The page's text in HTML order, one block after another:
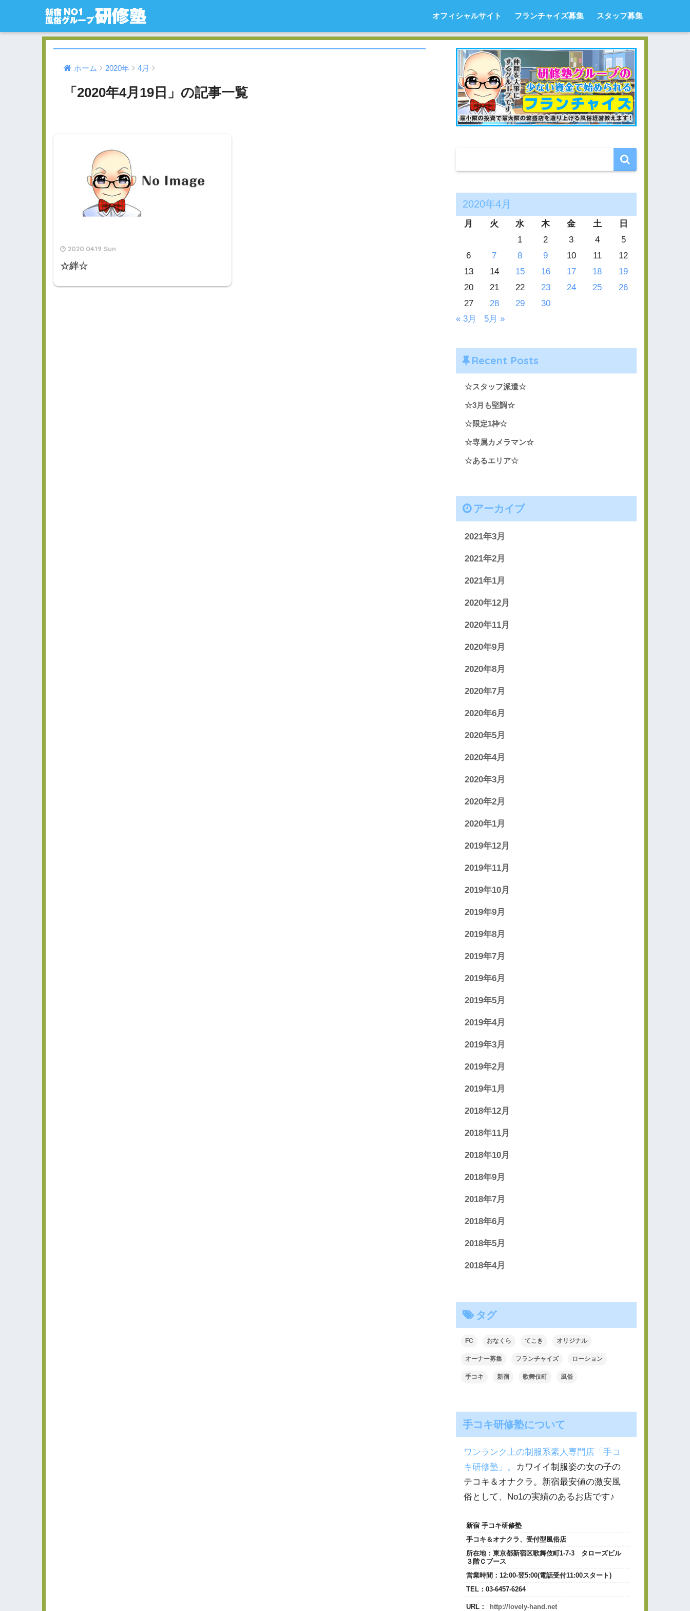
オフィシャルサイト フランチャイズ募集 スタッフ募集
ホーム 2020年 4月
「2020年4月19日」の記事一覧
2020.04.19 Sun
☆絆☆
2020年4月
月 火 水 木 金 土
日
1
2 3 4
5
6
7 8 9 10 11
12
13
14 15 16 17 18
19
20
21 22 23 24 25
26
27
28 29
30
« 3月
5月 »
Recent Posts
☆スタッフ派遣☆
☆3月も堅調☆
☆限定1枠☆
☆専属カメラマン☆
☆あるエリア☆
アーカイブ
2021年3月
2021年2月
2021年1月
2020年12月
2020年11月
2020年9月
2020年8月
2020年7月
2020年6月
2020年5月
2020年4月
2020年3月
2020年2月
2020年1月
2019年12月
2019年11月
2019年10月
2019年9月
2019年8月
2019年7月
2019年6月
2019年5月
2019年4月
2019年3月
2019年2月
2019年1月
2018年12月
2018年11月
2018年10月
2018年9月
2018年7月
2018年6月
2018年5月
2018年4月
タグ
FC おなくら てこき オリジナル
オーナー募集 フランチャイズ ローション
手コキ 新宿 歌舞伎町 風俗
手コキ研修塾について
ワンランク上の制服系素人専門店「手コ
キ研修塾」。
カワイイ制服姿の女の子の
テコキ＆オナクラ。新宿最安値の激安風
俗として、No1の実績のあるお店です♪
新宿 手コキ研修塾
手コキ＆オナクラ、受付型風俗店
所在地： 東京都新宿区歌舞伎町1‐7-3 タローズビル
３階Ｃブース
営業時間： 12:00-翌5:00(電話受付11:00スタート)
TEL： 03-6457-6264
URL： http://lovely-hand.net